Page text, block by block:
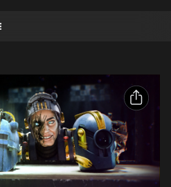
认购买
取消
删除此游戏内容。
分享
电子邮件
Facebook